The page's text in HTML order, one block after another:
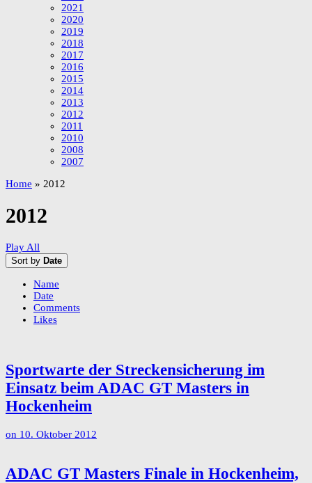
2021
2020
2019
2018
2017
2016
2015
2014
2013
2012
2011
2010
2008
2007
Home » 2012
2012
Play All
Sort by Date
Name
Date
Comments
Likes
Sportwarte der Streckensicherung im
Einsatz beim ADAC GT Masters in
Hockenheim
on 10. Oktober 2012
ADAC GT Masters Finale in Hockenheim,